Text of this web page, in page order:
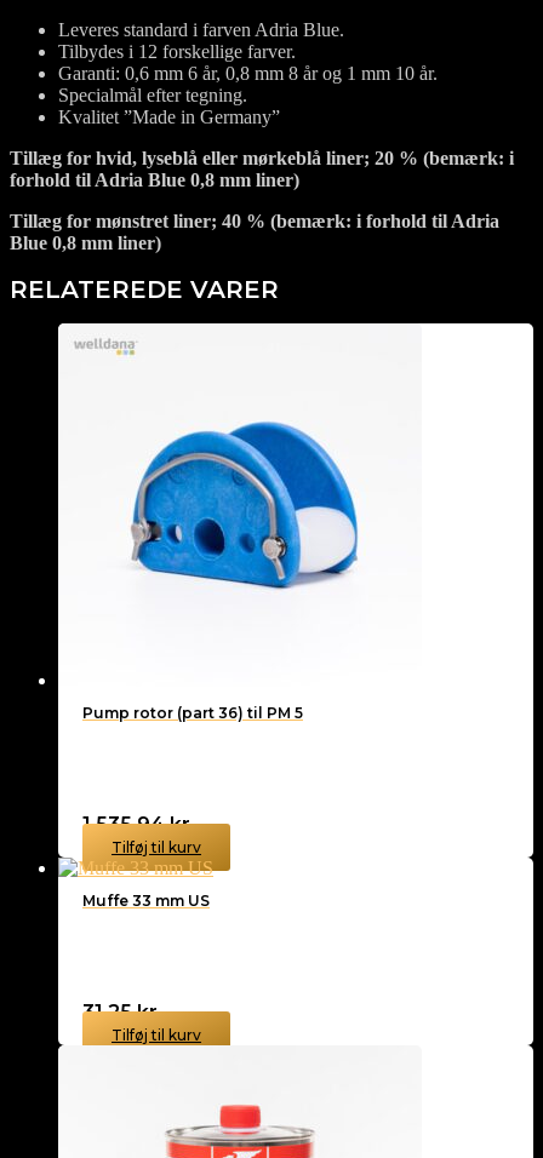
Leveres standard i farven Adria Blue.
Tilbydes i 12 forskellige farver.
Garanti: 0,6 mm 6 år, 0,8 mm 8 år og 1 mm 10 år.
Specialmål efter tegning.
Kvalitet ”Made in Germany”
Tillæg for hvid, lyseblå eller mørkeblå liner; 20 % (bemærk: i
forhold til Adria Blue 0,8 mm liner)
Tillæg for mønstret liner; 40 % (bemærk: i forhold til Adria
Blue 0,8 mm liner)
RELATEREDE VARER
Pump rotor (part 36) til PM 5
1.535,94kr.
Tilføj til kurv
Muffe 33 mm US
31,25kr.
Tilføj til kurv